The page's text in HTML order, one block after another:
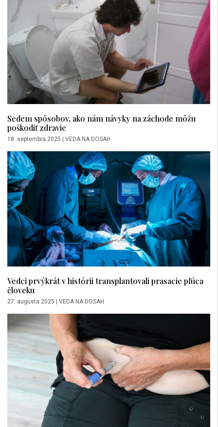
Sedem spôsobov, ako nám návyky na záchode môžu
poškodiť zdravie
18. septembra 2025 VEDA NA DOSAH
Vedci prvýkrát v histórii transplantovali prasacie pľúca
človeku
27. augusta 2025 | VEDA NA DOSAH